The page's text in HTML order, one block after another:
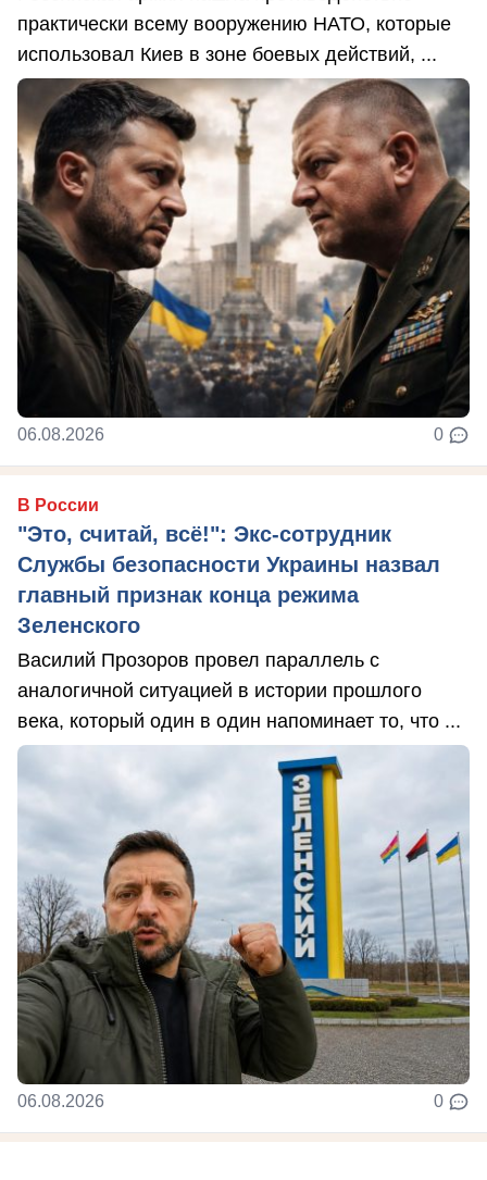
практически всему вооружению НАТО, которые
использовал Киев в зоне боевых действий, ...
06.08.2026 0
В России
"Это, считай, всё!": Экс-сотрудник
Службы безопасности Украины назвал
главный признак конца режима
Зеленского
Василий Прозоров провел параллель с
аналогичной ситуацией в истории прошлого
века, который один в один напоминает то, что ...
06.08.2026 0